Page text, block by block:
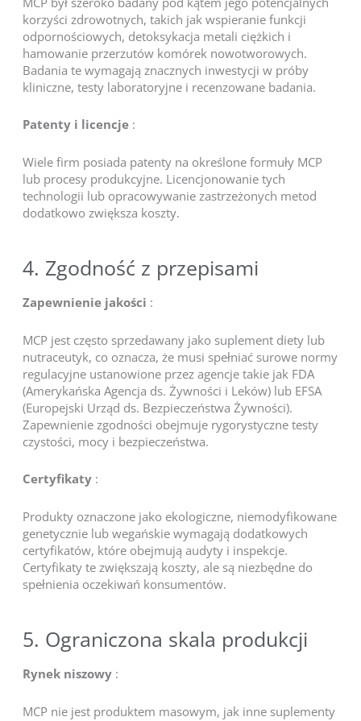
korzyści zdrowotnych, takich jak wspieranie funkcji
odpornościowych, detoksykacja metali ciężkich i
hamowanie przerzutów komórek nowotworowych.
Badania te wymagają znacznych inwestycji w próby
kliniczne, testy laboratoryjne i recenzowane badania.
Patenty i licencje :
Wiele firm posiada patenty na określone formuły MCP
lub procesy produkcyjne. Licencjonowanie tych
technologii lub opracowywanie zastrzeżonych metod
dodatkowo zwiększa koszty.
4. Zgodność z przepisami
Zapewnienie jakości :
MCP jest często sprzedawany jako suplement diety lub
nutraceutyk, co oznacza, że musi spełniać surowe normy
regulacyjne ustanowione przez agencje takie jak FDA
(Amerykańska Agencja ds. Żywności i Leków) lub EFSA
(Europejski Urząd ds. Bezpieczeństwa Żywności).
Zapewnienie zgodności obejmuje rygorystyczne testy
czystości, mocy i bezpieczeństwa.
Certyfikaty :
Produkty oznaczone jako ekologiczne, niemodyfikowane
genetycznie lub wegańskie wymagają dodatkowych
certyfikatów, które obejmują audyty i inspekcje.
Certyfikaty te zwiększają koszty, ale są niezbędne do
spełnienia oczekiwań konsumentów.
5. Ograniczona skala produkcji
Rynek niszowy :
MCP nie jest produktem masowym, jak inne suplementy